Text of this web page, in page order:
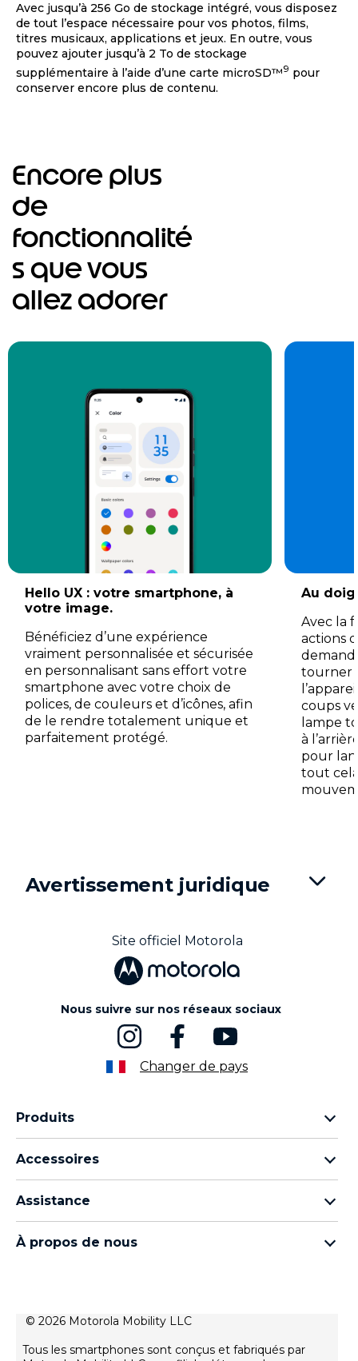
Avec jusqu’à 256 Go de stockage intégré, vous disposez
de tout l’espace nécessaire pour vos photos, films,
titres musicaux, applications et jeux. En outre, vous
pouvez ajouter jusqu’à 2 To de stockage
supplémentaire à l’aide d’une carte microSD™9 pour
conserver encore plus de contenu.
Encore plus
de
fonctionnalité
s que vous
allez adorer
Hello UX : votre smartphone, à
votre image.
Bénéficiez d’une expérience
vraiment personnalisée et sécurisée
en personnalisant sans effort votre
smartphone avec votre choix de
polices, de couleurs et d’icônes, afin
de le rendre totalement unique et
parfaitement protégé.
Au
Avec la
actions
tourner
coups
lampe
à
pour
tout
Avertissement juridique
Site officiel Motorola
Nous suivre sur nos réseaux sociaux
Changer de pays
Produits
Famille Moto g
Thinkphone by motorola
Accessoires
moto tag
Assistance
Mes commandes
Suivre votre réparation
Rescue and Smart Assistant Tool
À propos de nous
Conditions de vente
© 2026 Motorola Mobility LLC
Tous les smartphones sont conçus et fabriqués par